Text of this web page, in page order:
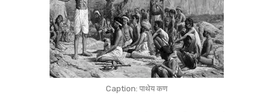
Caption: पाथेय कण